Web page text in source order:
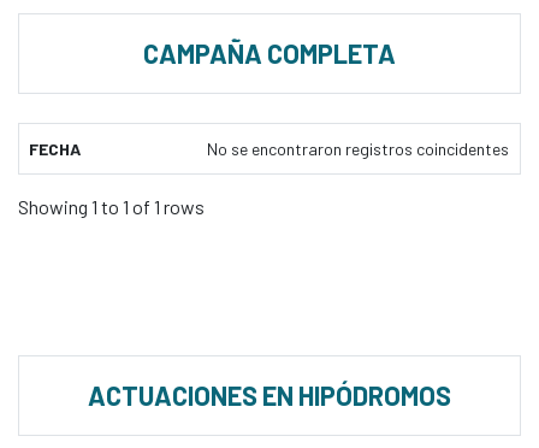
CAMPAÑA COMPLETA
FECHA No se encontraron registros coincidentes
Showing 1 to 1 of 1 rows
ACTUACIONES EN HIPÓDROMOS